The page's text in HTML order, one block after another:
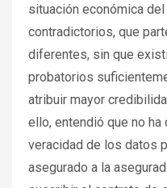
situación económica
contradictorios, que
diferentes, sin que
probatorios
atribuir mayor
ello, entendió que no
veracidad de los datos
asegurado a la